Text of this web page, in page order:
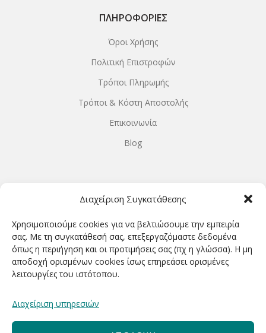
Διαχείριση Συγκατάθεσης
Χρησιμοποιούμε cookies για να βελτιώσουμε την εμπειρία
σας. Με τη συγκατάθεσή σας, επεξεργαζόμαστε δεδομένα
όπως η περιήγηση και οι προτιμήσεις σας (πχ η γλώσσα). Η μη
αποδοχή ορισμένων cookies ίσως επηρεάσει ορισμένες
λειτουργίες του ιστότοπου.
Διαχείριση υπηρεσιών
ΠΛΗΡΟΦΟΡΊΕΣ
Όροι Χρήσης
Πολιτική Επιστροφών
Τρόποι Πληρωμής
Τρόποι & Κόστη Αποστολής
Επικοινωνία
Blog
ΤΡΙΤΗ-ΠΕΜΠΤΗ-ΠΑΡΑΣΚΕΥΗ 9.00-20.00
ΣΑΒΒΑΤΟ 9.00-15.00
ΕΓΓΡΑΦΕΊΤΕ ΓΙΑ ΝΑ ΛΑΜΒΆΝΕΤΕ ΠΡΏΤΟΙ NΈΑ &